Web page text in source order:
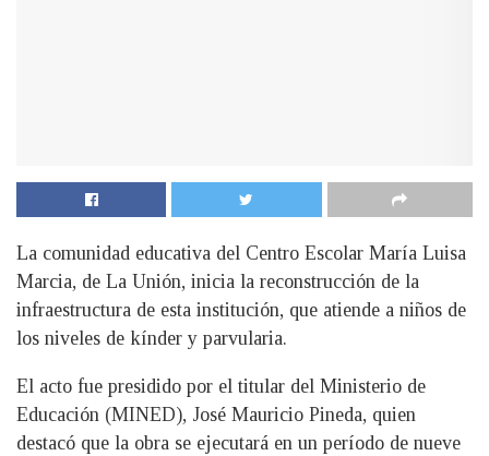
La comunidad educativa del Centro Escolar María Luisa
Marcia, de La Unión, inicia la reconstrucción de la
infraestructura de esta institución, que atiende a niños de
los niveles de kínder y parvularia.
El acto fue presidido por el titular del Ministerio de
Educación (MINED), José Mauricio Pineda, quien
destacó que la obra se ejecutará en un período de nueve